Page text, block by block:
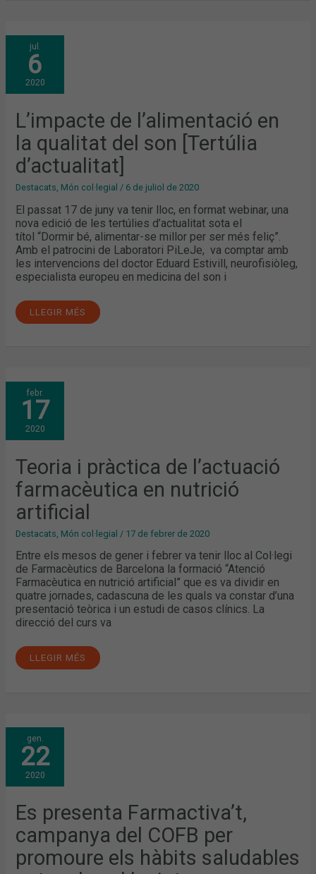
jul.
6
2020
L’impacte de l’alimentació en
la qualitat del son [Tertúlia
d’actualitat]
Destacats Món col·legial / 6 de juliol de 2020
El passat 17 de juny va tenir lloc, en format webinar, una
nova edició de les tertúlies d’actualitat sota el
títol “Dormir bé, alimentar-se millor per ser més feliç”.
Amb el patrocini de Laboratori PiLeJe, va comptar amb
les intervencions del doctor Eduard Estivill, neurofisiòleg,
especialista europeu en medicina del son i
L’IMPACTE
DE
L’ALIMENTACIÓ
EN
LA
QUALITAT
DEL
[TERTÚLIA
D’ACTUALITAT]
LLEGIR MÉS
febr.
17
2020
Teoria i pràctica de l’actuació
farmacèutica en nutrició
artificial
Destacats Món col·legial / 17 de febrer de 2020
Entre els mesos de gener i febrer va tenir lloc al Col·legi
de Farmacèutics de Barcelona la formació “Atenció
Farmacèutica en nutrició artificial” que es va dividir en
quatre jornades, cadascuna de les quals va constar d’una
presentació teòrica i un estudi de casos clínics. La
direcció del curs va
TEORIA
I
PRÀCTICA
DE
L’ACTUACIÓ
FARMACÈUTICA
EN
ARTIFICIAL
LLEGIR MÉS
gen.
22
2020
Es presenta Farmactiva’t,
campanya del COFB per
promoure els hàbits saludables
ES
PRESENTA
FARMACTIVA’T,
CAMPANYA
DEL
COFB
PER
HÀBITS
SALUDABLES
ENTRE
ELS
COL·LEGIATS